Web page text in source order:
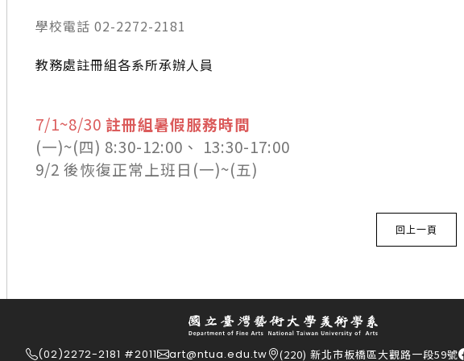
學校電話 02-2272-2181
教務處註冊組各系所承辦人員
7/1~8/30 註冊組暑假服務時間
(一)~(四) 8:30-12:00、 13:30-17:00
9/2 後恢復正常上班日(一)~(五)
回上一頁
(02)2272-2181 #2011 art@ntua.edu.tw (220) 新北市板橋區大觀路一段59號